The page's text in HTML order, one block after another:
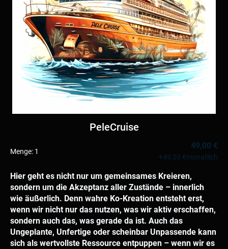
PeleCruise
Menge: 1
49,00 €
+49,00 €monatlich
Hier geht es nicht nur um gemeinsames Kreieren,
sondern um die Akzeptanz aller Zustände – innerlich
wie äußerlich. Denn wahre Ko-Kreation entsteht erst,
wenn wir nicht nur das nutzen, was wir aktiv erschaffen,
sondern auch das, was gerade da ist. Auch das
Ungeplante, Unfertige oder scheinbar Unpassende kann
sich als wertvollste Ressource entpuppen – wenn wir es